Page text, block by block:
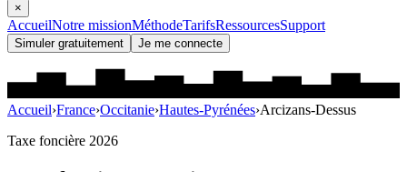
×
AccueilNotre missionMéthodeTarifsRessourcesSupport
Simuler gratuitement Je me connecte
Accueil›France›Occitanie›Hautes-Pyrénées›Arcizans-Dessus
Taxe foncière 2026